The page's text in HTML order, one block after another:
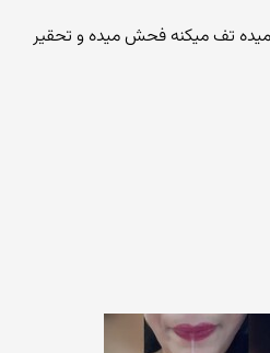
تف ميکنه فحش ميده و تحقير